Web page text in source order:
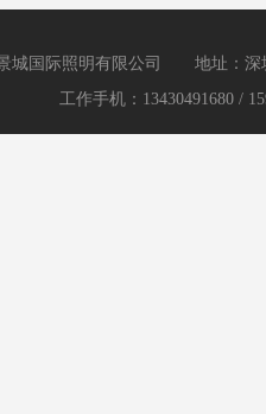
景城国际照明有限公司 地址：
工作手机：13430491680 /